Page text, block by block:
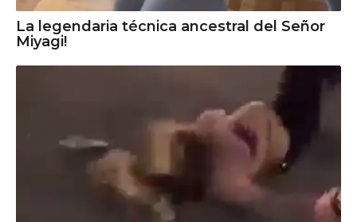
La legendaria técnica ancestral del Señor
Miyagi!